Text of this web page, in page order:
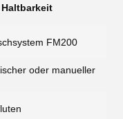
FM200
oder manueller